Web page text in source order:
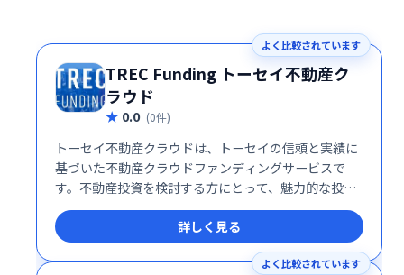
よく比較されています
TREC Funding トーセイ不動産ク
ラウド
0.0 (0件)
トーセイ不動産クラウドは、トーセイの信頼と実績に
基づいた不動産クラウドファンディングサービスで
す。不動産投資を検討する方にとって、魅力的な投資
機会を提供します。
詳しく見る
よく比較されています